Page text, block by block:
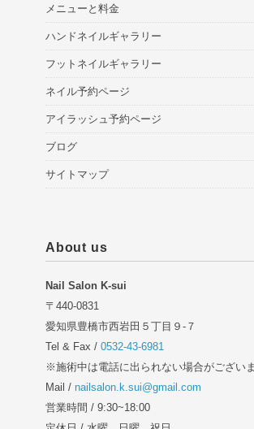
メニューと料金
ハンドネイルギャラリー
フットネイルギャラリー
ネイル予約ページ
アイラッシュ予約ページ
ブログ
サイトマップ
About us
Nail Salon K-sui
〒440-0831
愛知県豊橋市西岩田５丁目９-７
Tel & Fax / 0532-43-6981
※施術中は電話に出られない場合がございま
Mail / nailsalon.k.sui@gmail.com
営業時間 / 9:30~18:00